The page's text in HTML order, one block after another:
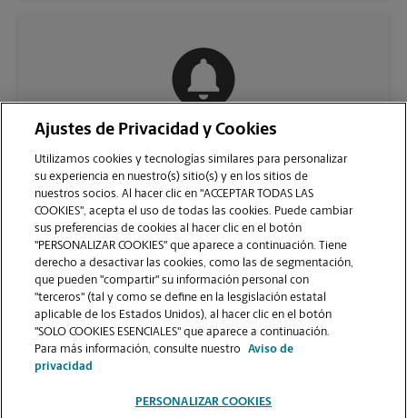
VER LA PÁGINA DE LA TIENDA
Ajustes de Privacidad y Cookies
Utilizamos cookies y tecnologías similares para personalizar
su experiencia en nuestro(s) sitio(s) y en los sitios de
nuestros socios. Al hacer clic en "ACCEPTAR TODAS LAS
COOKIES", acepta el uso de todas las cookies. Puede cambiar
sus preferencias de cookies al hacer clic en el botón
"PERSONALIZAR COOKIES" que aparece a continuación. Tiene
derecho a desactivar las cookies, como las de segmentación,
que pueden "compartir" su información personal con
"terceros" (tal y como se define en la lesgislación estatal
aplicable de los Estados Unidos), al hacer clic en el botón
"SOLO COOKIES ESENCIALES" que aparece a continuación.
Para más información, consulte nuestro
Aviso de
privacidad
PERSONALIZAR COOKIES